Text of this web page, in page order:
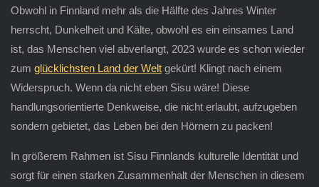
Obwohl in Finnland mehr als die Hälfte des Jahres Winter
herrscht, Dunkelheit und Kälte, obwohl es ein einsames Land
ist, das Menschen viel abverlangt, 2023 wurde es schon wieder
zum glücklichsten Land der Weltgekürt! Klingt nach einem
Widerspruch. Wenn da nicht eben Sisu wäre! Diese
handlungsorientierte Denkweise, die nicht erlaubt, aufzugeben
sondern gebietet, das Leben bei den Hörnern zu packen!
In größerem Rahmen ist Sisu Finnlands kulturelle Identität und
sorgt für einen starken Zusammenhalt der Menschen in diesem